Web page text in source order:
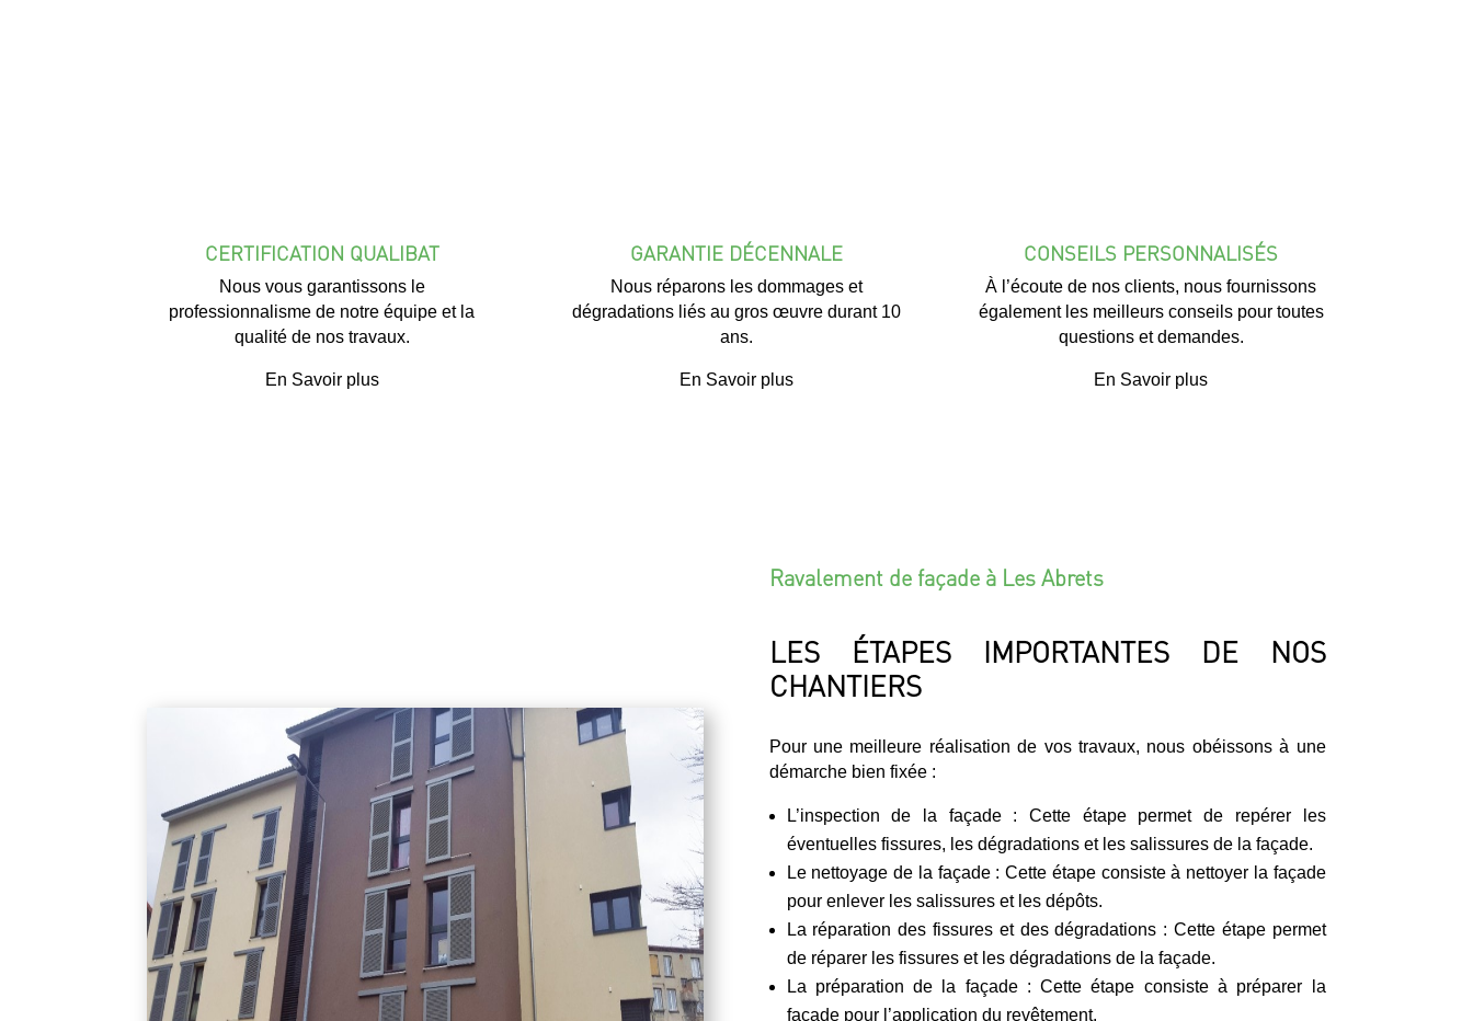
CERTIFICATION QUALIBAT
Nous vous garantissons le
professionnalisme de notre équipe et la
qualité de nos travaux.
En Savoir plus
GARANTIE DÉCENNALE
Nous réparons les dommages et
dégradations liés au gros œuvre durant 10
ans.
En Savoir plus
CONSEILS PERSONNALISÉS
À l’écoute de nos clients, nous fournissons
également les meilleurs conseils pour toutes
questions et demandes.
En Savoir plus
Ravalement de façade à Les Abrets
LES ÉTAPES IMPORTANTES DE NOS
CHANTIERS
Pour une meilleure réalisation de vos travaux, nous obéissons à une
démarche bien fixée :
L’inspection de la façade : Cette étape permet de repérer les
éventuelles fissures, les dégradations et les salissures de la façade.
Le nettoyage de la façade : Cette étape consiste à nettoyer la façade
pour enlever les salissures et les dépôts.
La réparation des fissures et des dégradations : Cette étape permet
de réparer les fissures et les dégradations de la façade.
La préparation de la façade : Cette étape consiste à préparer la
façade pour l’application du revêtement.